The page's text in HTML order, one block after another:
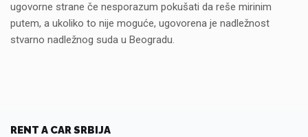
ugovorne strane če nesporazum pokušati da reše mirinim
putem, a ukoliko to nije moguće, ugovorena je nadležnost
stvarno nadležnog suda u Beogradu.
RENT A CAR SRBIJA